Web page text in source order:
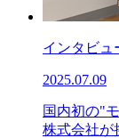
インタビュ
2025.07.09
国内初の"
株式会社